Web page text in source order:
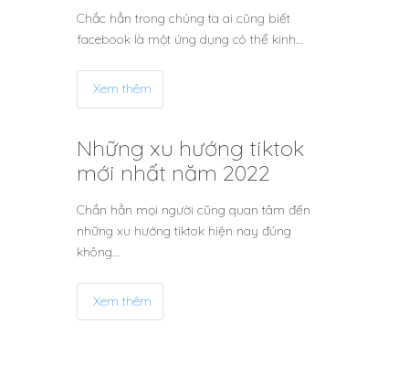
Chắc hẳn trong chúng ta ai cũng biết
facebook là một ứng dụng có thể kinh…
Xem thêm
Những xu hướng tiktok
mới nhất năm 2022
Chắn hẳn mọi người cũng quan tâm đến
những xu hướng tiktok hiện nay đúng
không…
Xem thêm